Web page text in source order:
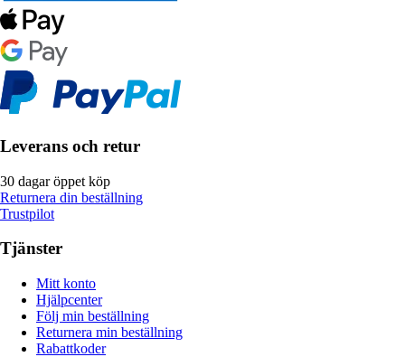
Leverans och retur
30 dagar öppet köp
Returnera din beställning
Trustpilot
Tjänster
Mitt konto
Hjälpcenter
Följ min beställning
Returnera min beställning
Rabattkoder